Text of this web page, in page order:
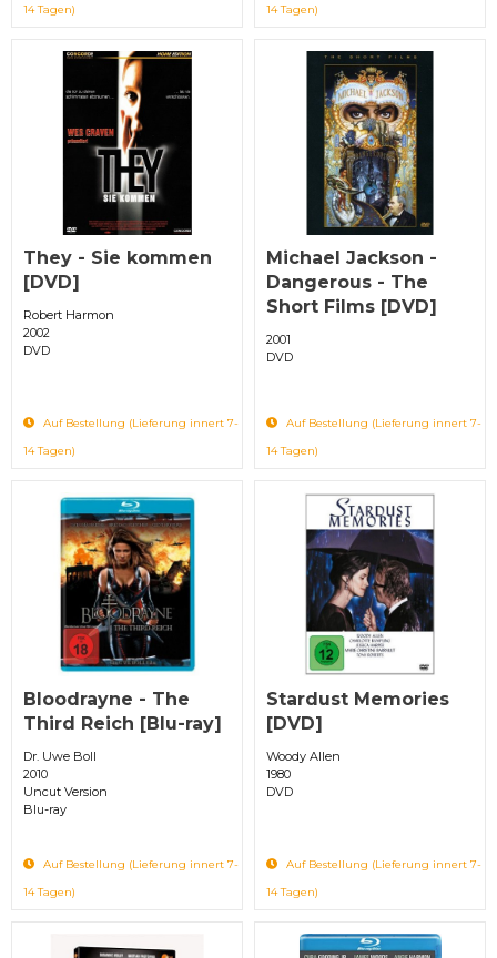
14 Tagen)
14 Tagen)
They - Sie kommen
[DVD]
Robert Harmon
2002
DVD
Auf Bestellung (Lieferung innert 7-
14 Tagen)
Michael Jackson -
Dangerous - The
Short Films [DVD]
2001
DVD
Auf Bestellung (Lieferung innert 7-
14 Tagen)
Bloodrayne - The
Third Reich [Blu-ray]
Dr. Uwe Boll
2010
Uncut Version
Blu-ray
Auf Bestellung (Lieferung innert 7-
14 Tagen)
Stardust Memories
[DVD]
Woody Allen
1980
DVD
Auf Bestellung (Lieferung innert 7-
14 Tagen)